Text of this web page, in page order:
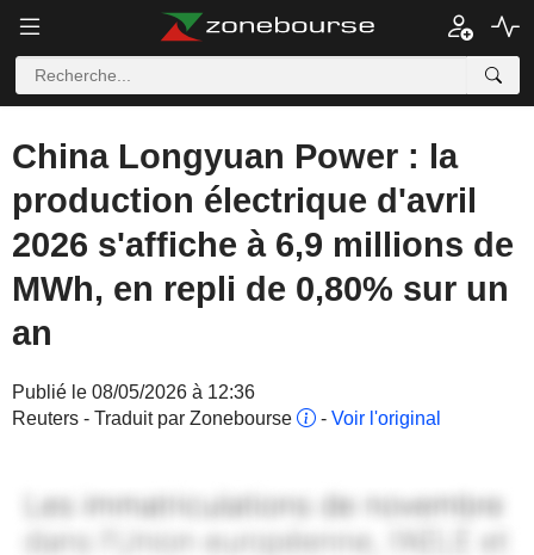
China Longyuan Power : la
production électrique d'avril
2026 s'affiche à 6,9 millions de
MWh, en repli de 0,80% sur un
an
Publié le 08/05/2026 à 12:36
Reuters - Traduit par Zonebourse
- Voir l'original